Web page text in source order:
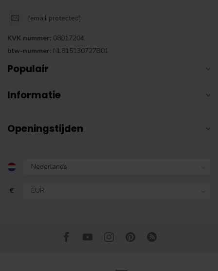
[email protected]
KVK nummer: 08017204
btw-nummer: NL815130727B01
Populair
Informatie
Openingstijden
€